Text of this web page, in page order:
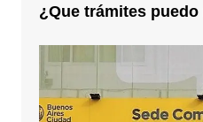
¿Que trámites puedo